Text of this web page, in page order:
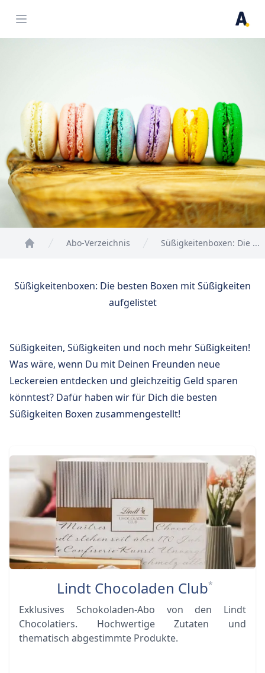
Open menu
Abo-Verzeichnis Süßigkeitenboxen: Die ...
Süßigkeitenboxen: Die besten Boxen mit Süßigkeiten
aufgelistet
Süßigkeiten, Süßigkeiten und noch mehr Süßigkeiten!
Was wäre, wenn Du mit Deinen Freunden neue
Leckereien entdecken und gleichzeitig Geld sparen
könntest? Dafür haben wir für Dich die besten
Süßigkeiten Boxen zusammengestellt!
Lindt Chocoladen Club*
Exklusives Schokoladen-Abo von den Lindt
Chocolatiers. Hochwertige Zutaten und
thematisch abgestimmte Produkte.